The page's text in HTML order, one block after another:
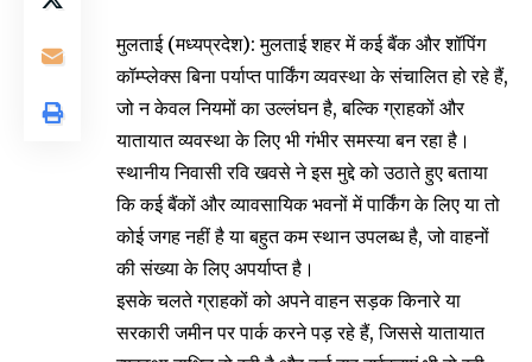
मुलताई (मध्यप्रदेश): मुलताई शहर में कई बैंक और शॉपिंग
कॉम्प्लेक्स बिना पर्याप्त पार्किंग व्यवस्था के संचालित हो रहे हैं,
जो न केवल नियमों का उल्लंघन है, बल्कि ग्राहकों और
यातायात व्यवस्था के लिए भी गंभीर समस्या बन रहा है।
स्थानीय निवासी रवि खवसे ने इस मुद्दे को उठाते हुए बताया
कि कई बैंकों और व्यावसायिक भवनों में पार्किंग के लिए या तो
कोई जगह नहीं है या बहुत कम स्थान उपलब्ध है, जो वाहनों
की संख्या के लिए अपर्याप्त है।
इसके चलते ग्राहकों को अपने वाहन सड़क किनारे या
सरकारी जमीन पर पार्क करने पड़ रहे हैं, जिससे यातायात